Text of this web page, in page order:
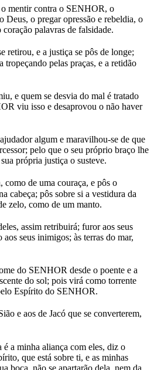
mentir contra o SENHOR, o
Deus, o pregar opressão e rebeldia, o
palavras de falsidade.
retirou, e a justiça se pôs de longe;
tropeçando pelas praças, e a retidão
e quem se desvia do mal é tratado
viu isso e desaprovou o não haver
algum e maravilhou-se de que
pelo que o seu próprio braço lhe
própria justiça o susteve.
como de uma couraça, e pôs o
cabeça; pôs sobre si a vestidura da
zelo, como de um manto.
assim retribuirá; furor aos seus
seus inimigos; às terras do mar,
do SENHOR desde o poente e a
do sol; pois virá como torrente
Espírito do SENHOR.
e aos de Jacó que se converterem,
é a minha aliança com eles, diz o
que está sobre ti, e as minhas
boca, não se apartarão dela, nem da